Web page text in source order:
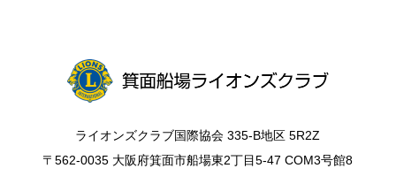
ライオンズクラブ国際協会 335-B地区 5R2Z
〒562-0035 大阪府箕面市船場東2丁目5-47 COM3号館8